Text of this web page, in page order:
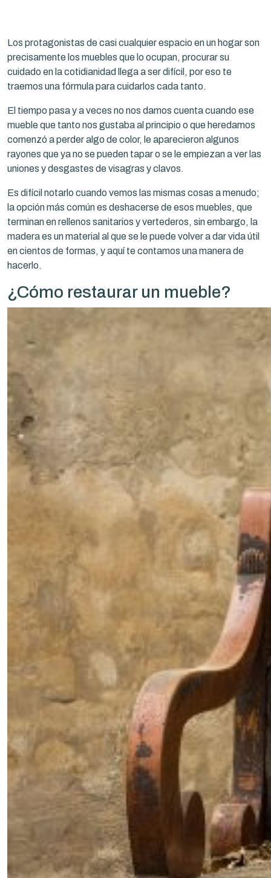
Los protagonistas de casi cualquier espacio en un hogar son
precisamente los muebles que lo ocupan, procurar su
cuidado en la cotidianidad llega a ser difícil, por eso te
traemos una fórmula para cuidarlos cada tanto.
El tiempo pasa y a veces no nos damos cuenta cuando ese
mueble que tanto nos gustaba al principio o que heredamos
comenzó a perder algo de color, le aparecieron algunos
rayones que ya no se pueden tapar o se le empiezan a ver las
uniones y desgastes de visagras y clavos.
Es difícil notarlo cuando vemos las mismas cosas a menudo;
la opción más común es deshacerse de esos muebles, que
terminan en rellenos sanitarios y vertederos, sin embargo, la
madera es un material al que se le puede volver a dar vida útil
en cientos de formas, y aquí te contamos una manera de
hacerlo.
¿Cómo restaurar un mueble?